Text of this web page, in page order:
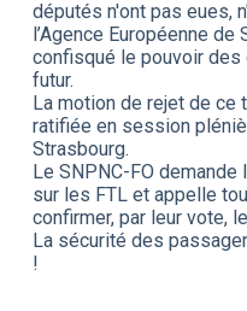
députés n'ont pas eues,
l’Agence Européenne
confisqué le pouvoir des
futur.
La motion de rejet de ce
ratifiée en session
Strasbourg.
Le SNPNC-FO
sur les FTL et appelle
confirmer, par leur vote,
La sécurité des
!